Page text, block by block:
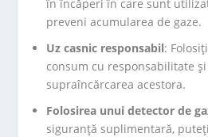
în încăperi în care sunt
preveni acumularea de gaze.
Uz casnic responsabil:
consum cu responsabilitate
supraîncărcarea acestora.
Folosirea unui detector de
siguranță suplimentară,